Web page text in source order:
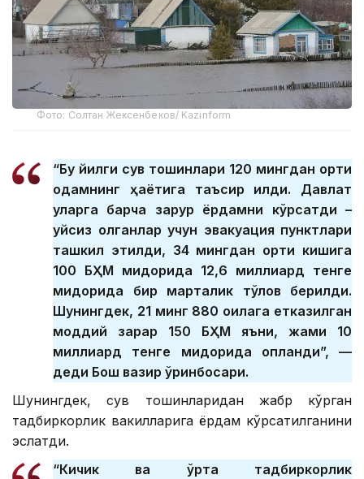
Фото: Солтан Жексенбеков/ Kazinform
“Бу йилги сув тошқинлари 120 мингдан ортиқ
одамнинг ҳаётига таъсир қилди. Давлат
уларга барча зарур ёрдамни кўрсатди –
уйсиз қолганлар учун эвакуация пунктлари
ташкил этилди, 34 мингдан ортиқ кишига
100 БҲМ миқдорида 12,6 миллиард тенге
миқдорида бир марталик тўлов берилди.
Шунингдек, 21 минг 880 оилага етказилган
моддий зарар 150 БҲМ яъни, жами 10
миллиард тенге миқдорида қопланди”, —
деди Бош вазир ўринбосари.
Шунингдек, сув тошқинларидан жабр кўрган
тадбиркорлик вакилларига ёрдам кўрсатилганини
эслатди.
“Кичик ва ўрта тадбиркорлик